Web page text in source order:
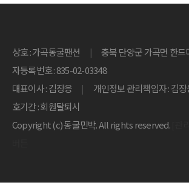
상호 : 가곡동굴팬션 | 충북 단양군 가곡면 한드
자등록번호 : 835-02-03348
대표이사 : 김장응
| 개인정보 관리책임자 : 김장
호기간 : 회원탈퇴시
Copyright (c) 동굴민박. All rights reserved.